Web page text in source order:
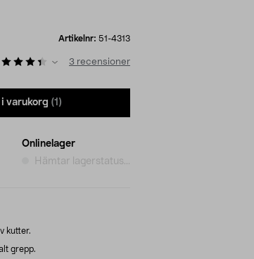
Artikelnr: 51-4313
3 recensioner
i varukorg (1)
Onlinelager
Hämtar lagerstatus...
kutter.
grepp.